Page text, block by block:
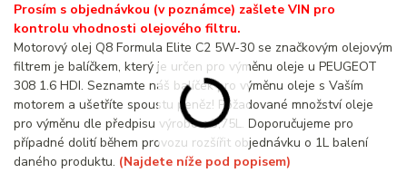
Prosím s objednávkou (v poznámce) zašlete VIN pro
kontrolu vhodnosti olejového filtru.
Motorový olej Q8 Formula Elite C2 5W-30 se značkovým olejovým
filtrem je balíčkem, který je určen pro výměnu oleje u PEUGEOT
308 1.6 HDI. Seznamte náš balíček pro výměnu oleje s Vaším
motorem a ušetříte spoustu peněz! Požadované množství oleje
pro výměnu dle předpisu výrobce: 3,75L. Doporučujeme pro
případné dolití během provozu rozšířit objednávku o 1L balení
daného produktu. (Najdete níže pod popisem)